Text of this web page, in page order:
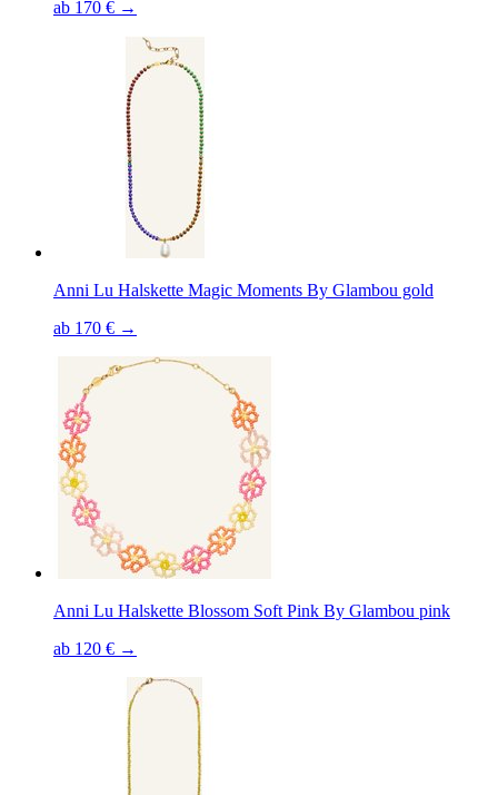
ab 170 € →
Anni Lu Halskette Magic Moments By Glambou gold
ab 170 € →
Anni Lu Halskette Blossom Soft Pink By Glambou pink
ab 120 € →